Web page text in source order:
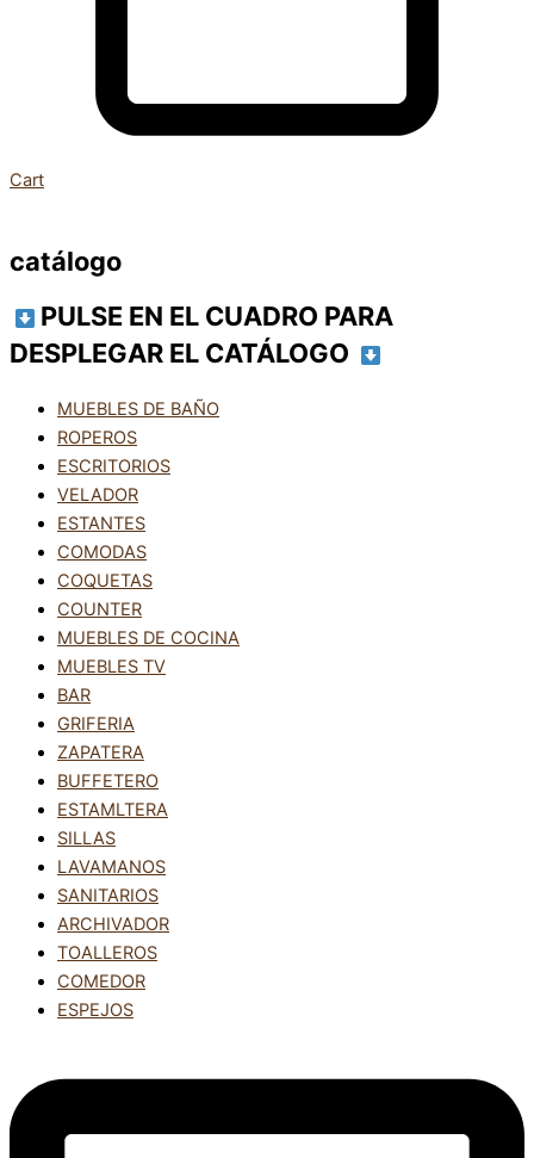
Cart
catálogo
PULSE EN EL CUADRO PARA
DESPLEGAR EL CATÁLOGO
MUEBLES DE BAÑO
ROPEROS
ESCRITORIOS
VELADOR
ESTANTES
COMODAS
COQUETAS
COUNTER
MUEBLES DE COCINA
MUEBLES TV
BAR
GRIFERIA
ZAPATERA
BUFFETERO
ESTAMLTERA
SILLAS
LAVAMANOS
SANITARIOS
ARCHIVADOR
TOALLEROS
COMEDOR
ESPEJOS